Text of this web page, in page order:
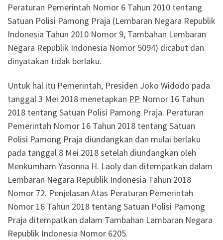
Peraturan Pemerintah Nomor 6 Tahun 2010 tentang
Satuan Polisi Pamong Praja (Lembaran Negara Republik
Indonesia Tahun 2010 Nomor 9, Tambahan Lembaran
Negara Republik Indonesia Nomor 5094) dicabut dan
dinyatakan tidak berlaku.
Untuk hal itu Pemerintah, Presiden Joko Widodo pada
tanggal 3 Mei 2018 menetapkan PP Nomor 16 Tahun
2018 tentang Satuan Polisi Pamong Praja. Peraturan
Pemerintah Nomor 16 Tahun 2018 tentang Satuan
Polisi Pamong Praja diundangkan dan mulai berlaku
pada tanggal 8 Mei 2018 setelah diundangkan oleh
Menkumham Yasonna H. Laoly dan ditempatkan dalam
Lembaran Negara Republik Indonesia Tahun 2018
Nomor 72. Penjelasan Atas Peraturan Pemerintah
Nomor 16 Tahun 2018 tentang Satuan Polisi Pamong
Praja ditempatkan dalam Tambahan Lambaran Negara
Republik Indonesia Nomor 6205.